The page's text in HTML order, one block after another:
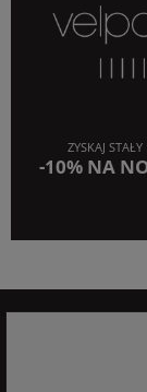
ZYSKAJ
-10% NA